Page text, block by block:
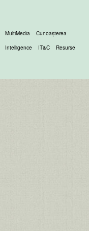
MultiMedia
Cunoașterea
Intelligence
IT&C
Resurse